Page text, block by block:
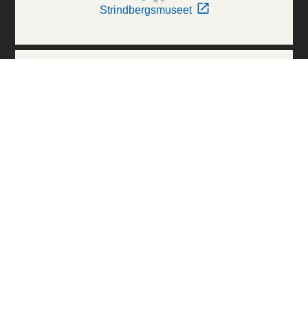
Strindbergsmuseet